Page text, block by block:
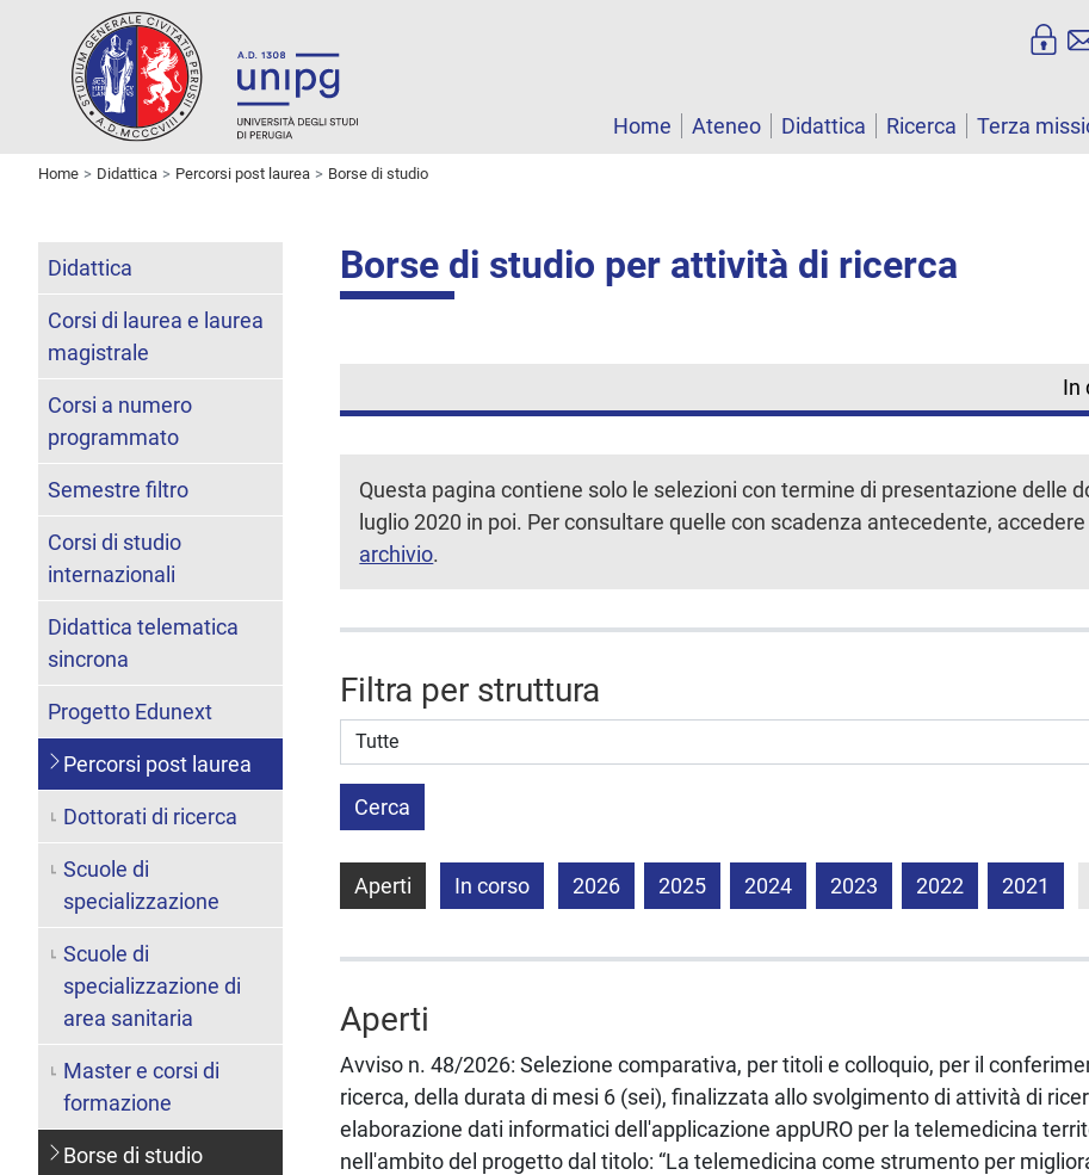
Home
Ateneo Didattica Ricerca Terza
Home Didattica Percorsi post laurea Borse di studio
Borse di studio per attività di ricerca
In
Questa pagina contiene solo le selezioni con termine di presentazione delle
luglio 2020 in poi. Per consultare quelle con scadenza antecedente, accedere
archivio.
Filtra per struttura
Struttura stipulante
Cerca
Aperti In corso 2026 2025 2024 2023 2022 2021
Aperti
Avviso n. 48/2026: Selezione comparativa, per titoli e colloquio, per il
ricerca, della durata di mesi 6 (sei), finalizzata allo svolgimento di attività di
elaborazione dati informatici dell'applicazione appURO per la telemedicina
nell'ambito del progetto dal titolo: “La telemedicina come strumento per
Didattica
Corsi di laurea e laurea
magistrale
Corsi a numero
programmato
Semestre filtro
Corsi di studio
internazionali
Didattica telematica
sincrona
Progetto Edunext
Percorsi post laurea
Dottorati di ricerca
Scuole di
specializzazione
Scuole di
specializzazione di
area sanitaria
Master e corsi di
formazione
Borse di studio